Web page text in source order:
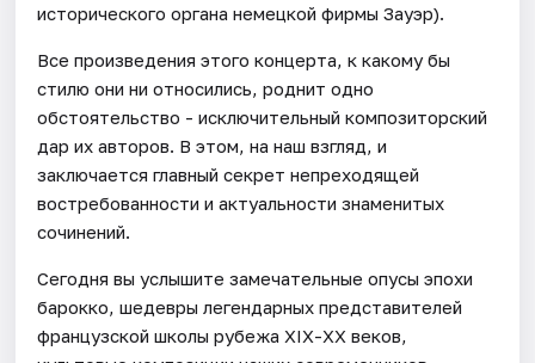
исторического органа немецкой фирмы Зауэр).
Все произведения этого концерта, к какому бы
стилю они ни относились, роднит одно
обстоятельство - исключительный композиторский
дар их авторов. В этом, на наш взгляд, и
заключается главный секрет непреходящей
востребованности и актуальности знаменитых
сочинений.
Сегодня вы услышите замечательные опусы эпохи
барокко, шедевры легендарных представителей
французской школы рубежа XIX-XX веков,